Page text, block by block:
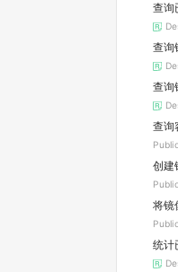
查询
查询
查询
创建
统计